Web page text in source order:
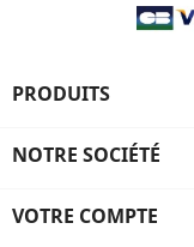
PRODUITS
NOTRE SOCIÉTÉ
VOTRE COMPTE